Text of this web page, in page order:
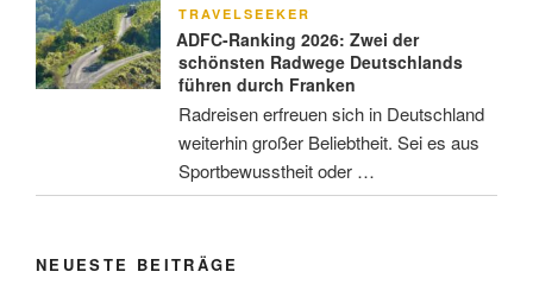
AM
TRAVELSEEKER
ADFC-Ranking 2026: Zwei der
schönsten Radwege Deutschlands
führen durch Franken
Radreisen erfreuen sich in Deutschland
weiterhin großer Beliebtheit. Sei es aus
Sportbewusstheit oder …
NEUESTE BEITRÄGE